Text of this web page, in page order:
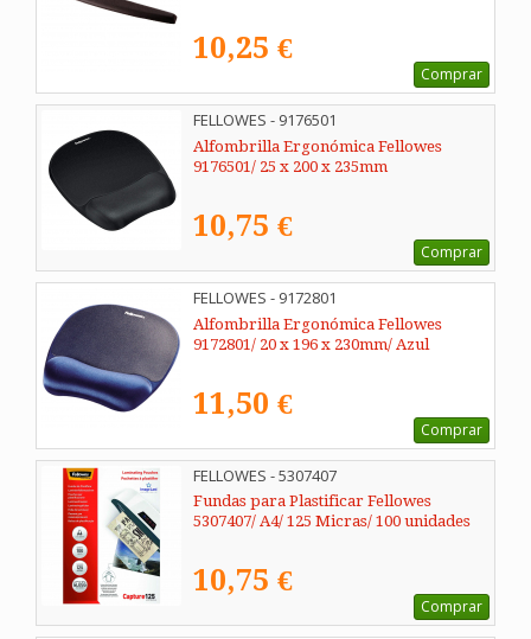
10,25 €
Comprar
FELLOWES - 9176501
Alfombrilla Ergonómica Fellowes
9176501/ 25 x 200 x 235mm
10,75 €
Comprar
FELLOWES - 9172801
Alfombrilla Ergonómica Fellowes
9172801/ 20 x 196 x 230mm/ Azul
11,50 €
Comprar
FELLOWES - 5307407
Fundas para Plastificar Fellowes
5307407/ A4/ 125 Micras/ 100 unidades
10,75 €
Comprar